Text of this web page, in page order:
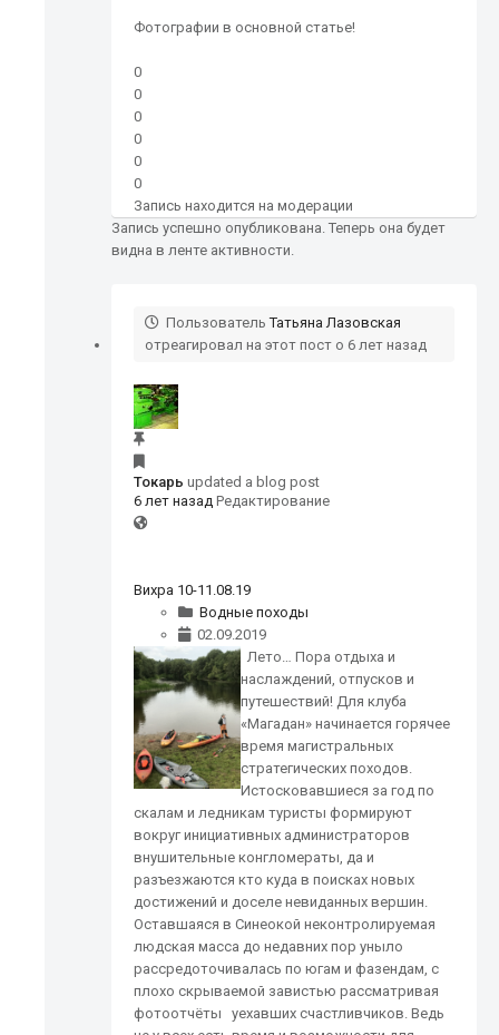
Фотографии в основной статье!
0
0
0
0
0
0
Запись находится на модерации
Запись успешно опубликована. Теперь она будет
видна в ленте активности.
ПользовательТатьяна Лазовская
отреагировал на этот пост о 6 лет назад
Токарь updated a blog post
6 лет назад Редактирование
Вихра 10-11.08.19
Водные походы
02.09.2019
Лето… Пора отдыха и
наслаждений, отпусков и
путешествий! Для клуба
«Магадан» начинается горячее
время магистральных
стратегических походов.
Истосковавшиеся за год по
скалам и ледникам туристы формируют
вокруг инициативных администраторов
внушительные конгломераты, да и
разъезжаются кто куда в поисках новых
достижений и доселе невиданных вершин.
Оставшаяся в Синеокой неконтролируемая
людская масса до недавних пор уныло
рассредоточивалась по югам и фазендам, с
плохо скрываемой завистью рассматривая
фотоотчёты уехавших счастливчиков. Ведь